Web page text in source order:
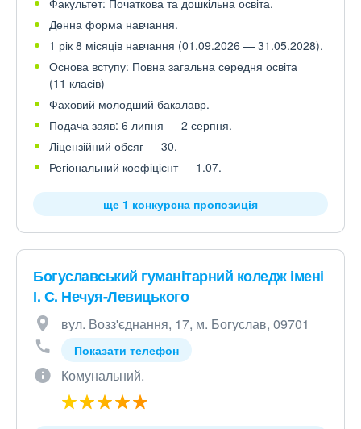
Факультет: Початкова та дошкільна освіта.
Денна форма навчання.
1 рік 8 місяців навчання (01.09.2026 — 31.05.2028).
Основа вступу: Повна загальна середня освіта
(11 класів)
Фаховий молодший бакалавр.
Подача заяв: 6 липня — 2 серпня.
Ліцензійний обсяг — 30.
Регіональний коефіцієнт — 1.07.
ще 1 конкурсна пропозиція
Богуславський гуманітарний коледж імені
І. С. Нечуя-Левицького
вул. Возз'єднання, 17, м. Богуслав, 09701
Показати телефон
Комунальний.